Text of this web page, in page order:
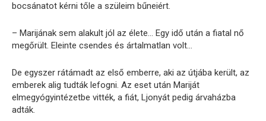
bocsánatot kérni tőle a szüleim bűneiért.
– Marijának sem alakult jól az élete… Egy idő után a fiatal nő
megőrült. Eleinte csendes és ártalmatlan volt…
De egyszer rátámadt az első emberre, aki az útjába került, az
emberek alig tudták lefogni. Az eset után Mariját
elmegyógyintézetbe vitték, a fiát, Ljonyát pedig árvaházba
adták.